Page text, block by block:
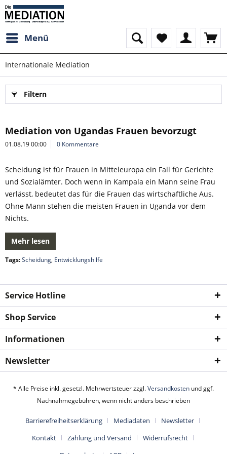
Menü
Internationale Mediation
Filtern
Mediation von Ugandas Frauen bevorzugt
01.08.19 00:00 0 Kommentare
Scheidung ist für Frauen in Mitteleuropa ein Fall für Gerichte
und Sozialämter. Doch wenn in Kampala ein Mann seine Frau
verlässt, bedeutet das für die Frauen das wirtschaftliche Aus.
Ohne Mann stehen die meisten Frauen in Uganda vor dem
Nichts.
Mehr lesen
Tags:Scheidung, Entwicklungshilfe
Service Hotline
Shop Service
Informationen
Newsletter
* Alle Preise inkl. gesetzl. Mehrwertsteuer zzgl.Versandkosten und ggf.
Nachnahmegebühren, wenn nicht anders beschrieben
Barrierefreiheitserklärung Mediadaten
Newsletter
Kontakt
Zahlung und Versand
Widerrufsrecht